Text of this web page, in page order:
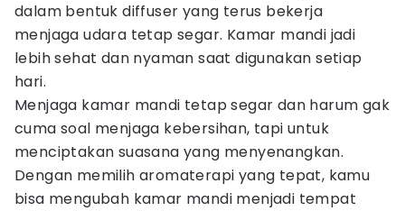
dalam bentuk diffuser yang terus bekerja
menjaga udara tetap segar. Kamar mandi jadi
lebih sehat dan nyaman saat digunakan setiap
hari.
Menjaga kamar mandi tetap segar dan harum gak
cuma soal menjaga kebersihan, tapi untuk
menciptakan suasana yang menyenangkan.
Dengan memilih aromaterapi yang tepat, kamu
bisa mengubah kamar mandi menjadi tempat